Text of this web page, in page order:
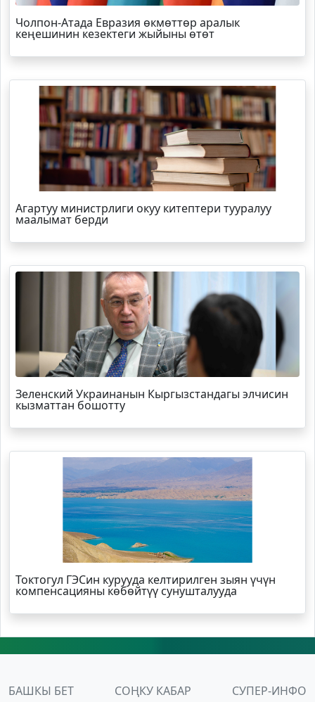
Чолпон-Атада Евразия өкмөттөр аралык
кеңешинин кезектеги жыйыны өтөт
Агартуу министрлиги окуу китептери тууралуу
маалымат берди
Зеленский Украинанын Кыргызстандагы элчисин
кызматтан бошотту
Токтогул ГЭСин курууда келтирилген зыян үчүн
компенсацияны көбөйтүү сунушталууда
БАШКЫ БЕТ СОҢКУ КАБАР
СУПЕР-ИНФО